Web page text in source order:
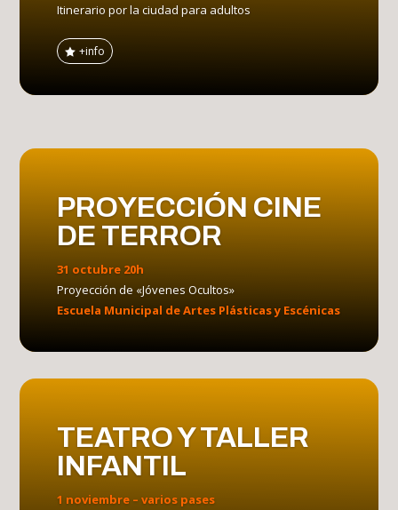
Itinerario por la ciudad para adultos
+info
PROYECCIÓN CINE
DE TERROR
31 octubre 20h
Proyección de «Jóvenes Ocultos»
Escuela Municipal de Artes Plásticas y Escénicas
TEATRO Y TALLER
INFANTIL
1 noviembre – varios pases